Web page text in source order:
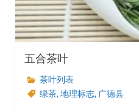
五合茶叶
茶叶列表
绿茶, 地理标志, 广德县